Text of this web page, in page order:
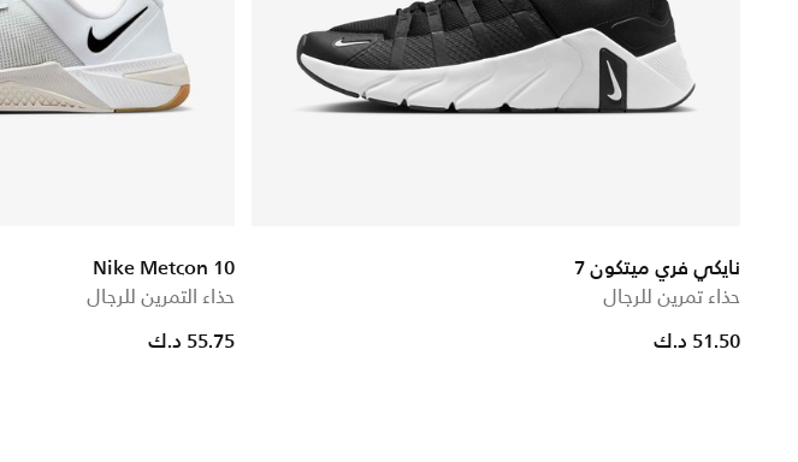
نايكي فري ميتكون 7
حذاء تمرين للرجال
51.50 د.ك
Nike Metcon 10
حذاء التمرين للرجال
55.75 د.ك